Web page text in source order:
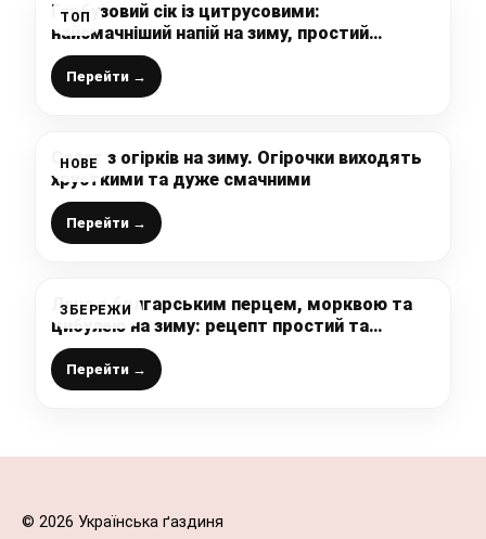
ТОП
Гарбузовий сік із цитрусовими:
найсмачніший напій на зиму, простий
рецепт без соковижималки – п’ють навіть
ті, хто не любить гарбуза
Перейти →
НОВЕ
Салат з огірків на зиму. Огірочки виходять
хрусткими та дуже смачними
Перейти →
ЗБЕРЕЖИ
Лечо з болгарським перцем, морквою та
цибулею на зиму: рецепт простий та
швидкий, а результат просто відмінний –
виходить дуже смачно
Перейти →
© 2026 Українська ґаздиня